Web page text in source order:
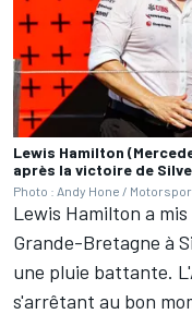
Lewis Hamilton
après la victoire de
Photo : Andy Hone /
Lewis Hamilton a
Grande-Bretagne à
une pluie battante.
s'arrêtant au bon